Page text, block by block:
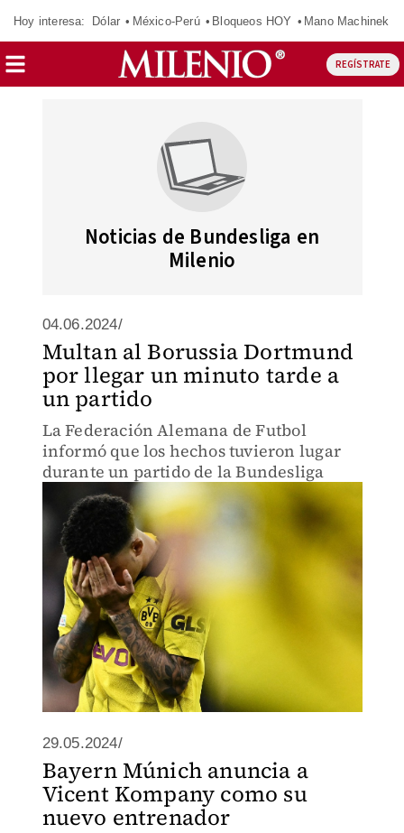
Hoy interesa: Dólar México-Perú Bloqueos HOY Mano Machinek
REGÍSTRATE
Noticias de Bundesliga en
Milenio
04.06.2024/
Multan al Borussia Dortmund
por llegar un minuto tarde a
un partido
La Federación Alemana de Futbol
informó que los hechos tuvieron lugar
durante un partido de la Bundesliga
29.05.2024/
Bayern Múnich anuncia a
Vicent Kompany como su
nuevo entrenador